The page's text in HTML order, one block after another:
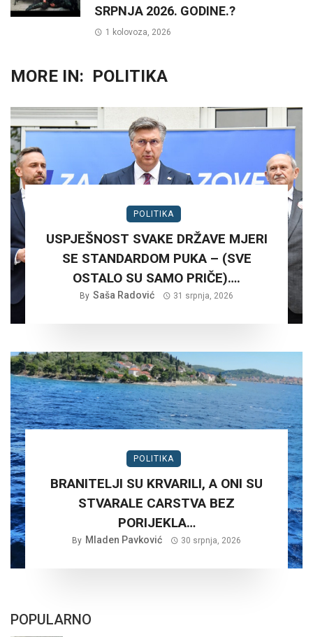
SRPNJA 2026. GODINE.?
1 kolovoza, 2026
MORE IN: POLITIKA
POLITIKA
USPJEŠNOST SVAKE DRŽAVE MJERI
SE STANDARDOM PUKA – (SVE
OSTALO SU SAMO PRIČE)….
By Saša Radović 31 srpnja, 2026
POLITIKA
BRANITELJI SU KRVARILI, A ONI SU
STVARALE CARSTVA BEZ
PORIJEKLA…
By Mladen Pavković 30 srpnja, 2026
POPULARNO